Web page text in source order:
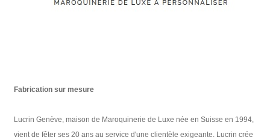
Fabrication sur mesure
Lucrin Genève, maison de Maroquinerie de Luxe née en Suisse en 1994,
vient de fêter ses 20 ans au service d'une clientèle exigeante. Lucrin crée